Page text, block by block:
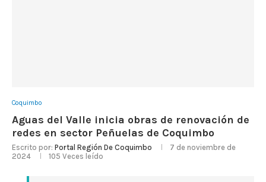
Coquimbo
Aguas del Valle inicia obras de renovación de
redes en sector Peñuelas de Coquimbo
Escrito por: Portal Región De Coquimbo
7 de noviembre de
2024
105 Veces leído